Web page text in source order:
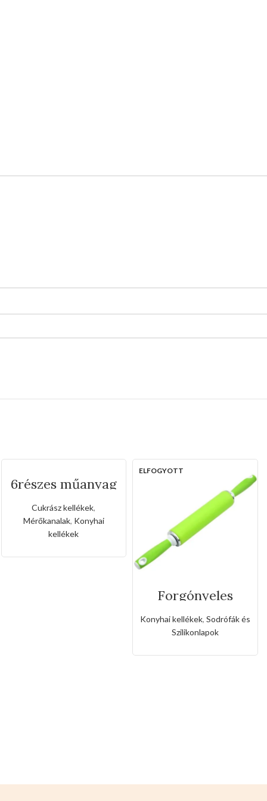
6részes műanyag
mérőkanál szett
Cukrász kellékek,
Mérőkanalak, Konyhai
kellékek
ELFOGYOTT
Forgónyeles
galvanizált
szilikon
sodrófa(Kis
méret)
Konyhai kellékek,Sodrófák és
Szilikonlapok